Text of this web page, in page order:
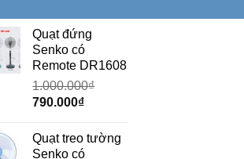
Quạt đứng
Senko có
Remote DR1608
1.000.000₫
Giá
là:
1.000.000₫.
790.000₫Giá
tại
là:
Quạt treo tường
Senko có